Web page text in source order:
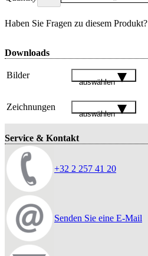
Haben Sie Fragen zu diesem Produkt?
Downloads
Bilder
auswählen
Zeichnungen
auswählen
Service & Kontakt
+32 2 257 41 20
Senden Sie eine E-Mail